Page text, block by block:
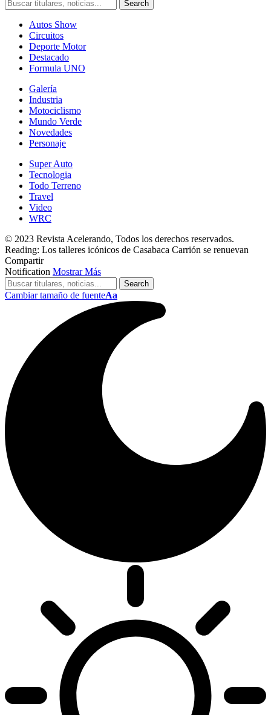
Autos Show
Circuitos
Deporte Motor
Destacado
Formula UNO
Galería
Industria
Motociclismo
Mundo Verde
Novedades
Personaje
Super Auto
Tecnologia
Todo Terreno
Travel
Video
WRC
© 2023 Revista Acelerando, Todos los derechos reservados.
Reading: Los talleres icónicos de Casabaca Carrión se renuevan
Compartir
Notification Mostrar Más
Cambiar tamaño de fuenteAa